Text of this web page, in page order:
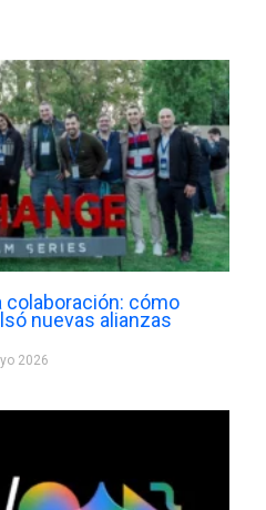
colaboración: cómo
nuevas alianzas
2026